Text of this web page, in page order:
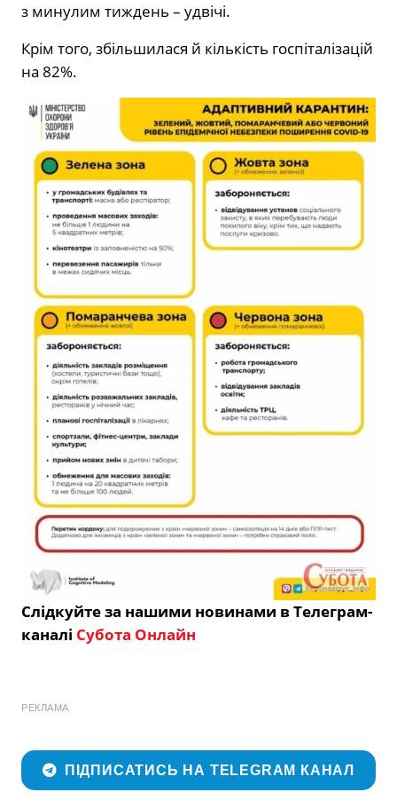
з минулим тиждень – удвічі.
Крім того, збільшилася й кількість госпіталізацій
на 82%.
Слідкуйте за нашими новинами в Телеграм-
каналі Субота Онлайн
РЕКЛАМА
ПІДПИСАТИСЬ НА TELEGRAM КАНАЛ